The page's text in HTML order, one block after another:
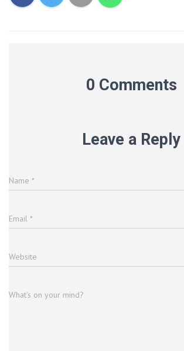
0 Comments
Leave a Reply
Name *
Email *
Website
What's on your mind?